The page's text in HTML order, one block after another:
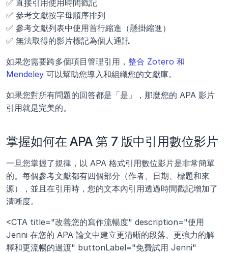
✅ 直接引用使用時間戳記
✅ 參考文獻按字母順序排列
✅ 參考文獻列表中使用首行縮進（懸掛縮進）
✅ 無法取得的影片標記為個人通訊
如果您需要跨多個項目管理引用， 整合 Zotero 和
Mendeley 可以幫助您導入和組織您的文獻庫。
如果您對所有問題的回答都是「是」，那麼您的 APA 影片
引用就是完美的。
掌握如何在 APA 第 7 版中引用數位影片
一旦您掌握了規律，以 APA 格式引用數位影片是非常簡單
的。每個參考文獻都有四個部分（作者、日期、標題和來
源），並且在引用時，您的文本內引用透過時間戳記增加了
清晰度。
<CTA title="改善您的寫作流暢度" description="使用
Jenni 在您的 APA 論文中建立更清晰的段落、更強力的解
釋和更流暢的過渡" buttonLabel="免費試用 Jenni"